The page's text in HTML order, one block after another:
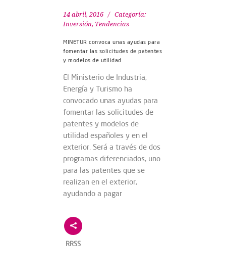
14 abril, 2016
Categoría:
Inversión, Tendencias
MINETUR convoca unas ayudas para
fomentar las solicitudes de patentes
y modelos de utilidad
El Ministerio de Industria,
Energía y Turismo ha
convocado unas ayudas para
fomentar las solicitudes de
patentes y modelos de
utilidad españoles y en el
exterior. Será a través de dos
programas diferenciados, uno
para las patentes que se
realizan en el exterior,
ayudando a pagar
RRSS